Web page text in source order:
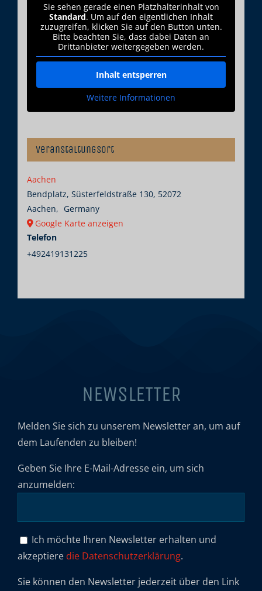
Veranstaltungsort
Aachen
Bendplatz, Süsterfeldstraße 130, 52072
Aachen, Germany
Google Karte anzeigen
Telefon
+492419131225
Sie sehen gerade einen Platzhalterinhalt von
Standard. Um auf den eigentlichen Inhalt
zuzugreifen, klicken Sie auf den Button unten.
Bitte beachten Sie, dass dabei Daten an
Drittanbieter weitergegeben werden.
Inhalt entsperren
Weitere Informationen
NEWSLETTER
Melden Sie sich zu unserem Newsletter an, um auf
dem Laufenden zu bleiben!
Geben Sie Ihre E-Mail-Adresse ein, um sich
anzumelden:
Ich möchte Ihren Newsletter erhalten und
akzeptiere die Datenschutzerklärung.
Sie können den Newsletter jederzeit über den Link